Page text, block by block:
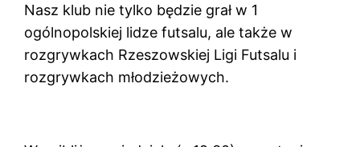
Nasz klub nie tylko będzie grał w 1
ogólnopolskiej lidze futsalu, ale także w
rozgrywkach Rzeszowskiej Ligi Futsalu i
rozgrywkach młodzieżowych.